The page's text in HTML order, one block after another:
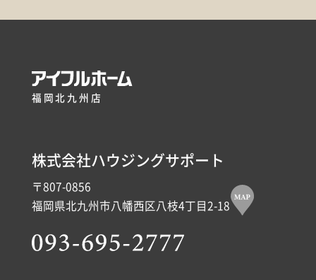
福岡北九州店
株式会社ハウジングサポート
〒807-0856
福岡県北九州市八幡西区八枝4丁目2-18